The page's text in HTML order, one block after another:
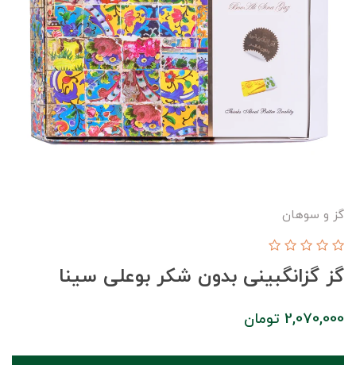
گز و سوهان
گز گزانگبینی بدون شکر بوعلی سینا
2,070,000 تومان